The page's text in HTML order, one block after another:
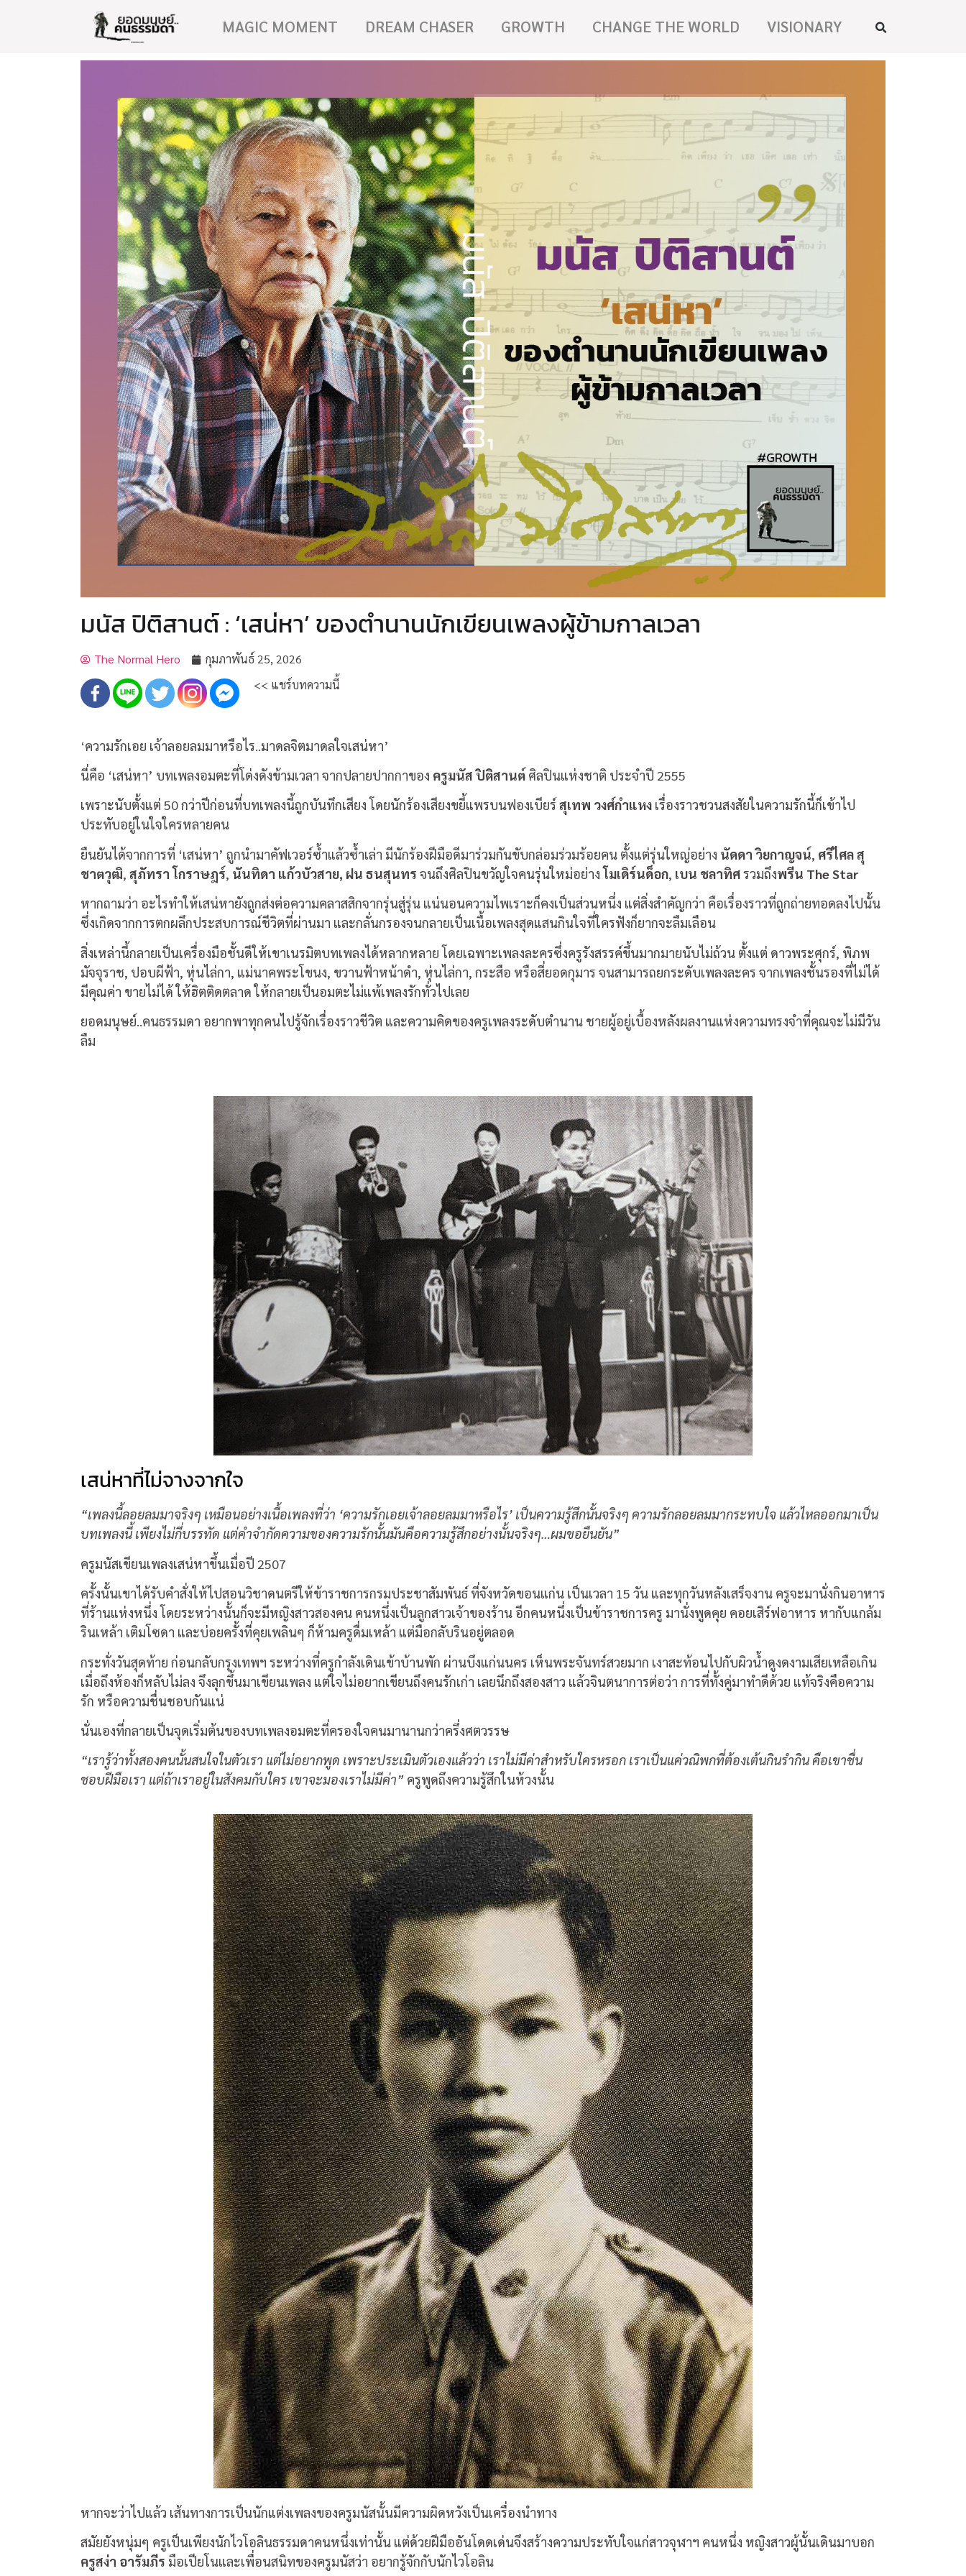
MAGIC MOMENT DREAM CHASER GROWTH CHANGE THE WORLD VISIONARY
มนัส ปิติสานต์ : ‘เสน่หา’ ของตำนานนักเขียนเพลงผู้ข้ามกาลเวลา
The Normal Hero
กุมภาพันธ์ 25, 2026
<< แชร์บทความนี้
‘ความรักเอย เจ้าลอยลมมาหรือไร..มาดลจิตมาดลใจเสน่หา’
นี่คือ ‘เสน่หา’ บทเพลงอมตะที่โด่งดังข้ามเวลา จากปลายปากกาของ ครูมนัส ปิติสานต์ ศิลปินแห่งชาติ ประจำปี 2555
เพราะนับตั้งแต่ 50 กว่าปีก่อนที่บทเพลงนี้ถูกบันทึกเสียง โดยนักร้องเสียงขยี้แพรบนฟองเบียร์ สุเทพ วงศ์กำแหง เรื่องราวชวนสงสัยในความรักนี้ก็เข้าไป
ประทับอยู่ในใจใครหลายคน
ยืนยันได้จากการที่ ‘เสน่หา’ ถูกนำมาคัฟเวอร์ซ้ำแล้วซ้ำเล่า มีนักร้องฝีมือดีมาร่วมกันขับกล่อมร่วมร้อยคน ตั้งแต่รุ่นใหญ่อย่าง นัดดา วิยกาญจน์, ศรีไศล สุ
ชาตวุฒิ, สุภัทรา โกราษฎร์, นันทิดา แก้วบัวสาย, ฝน ธนสุนทร จนถึงศิลปินขวัญใจคนรุ่นใหม่อย่างโมเดิร์นด็อก, เบน ชลาทิศรวมถึงพรีน The Star
หากถามว่า อะไรทำให้เสน่หายังถูกส่งต่อความคลาสสิกจากรุ่นสู่รุ่น แน่นอนความไพเราะก็คงเป็นส่วนหนึ่ง แต่สิ่งสำคัญกว่า คือเรื่องราวที่ถูกถ่ายทอดลงไปนั้น
ซึ่งเกิดจากการตกผลึกประสบการณ์ชีวิตที่ผ่านมา และกลั่นกรองจนกลายเป็นเนื้อเพลงสุดแสนกินใจที่ใครฟังก็ยากจะลืมเลือน
สิ่งเหล่านี้กลายเป็นเครื่องมือชั้นดีให้เขาเนรมิตบทเพลงได้หลากหลาย โดยเฉพาะเพลงละครซึ่งครูรังสรรค์ขึ้นมากมายนับไม่ถ้วน ตั้งแต่ ดาวพระศุกร์, พิภพ
มัจจุราช, ปอบผีฟ้า, หุ่นไล่กา, แม่นาคพระโขนง, ขวานฟ้าหน้าดำ, หุ่นไล่กา, กระสือ หรือสี่ยอดกุมาร จนสามารถยกระดับเพลงละคร จากเพลงชั้นรองที่ไม่ได้
มีคุณค่า ขายไม่ได้ ให้ฮิตติดตลาด ให้กลายเป็นอมตะไม่แพ้เพลงรักทั่วไปเลย
ยอดมนุษย์..คนธรรมดา อยากพาทุกคนไปรู้จักเรื่องราวชีวิต และความคิดของครูเพลงระดับตำนาน ชายผู้อยู่เบื้องหลังผลงานแห่งความทรงจำที่คุณจะไม่มีวัน
ลืม
เสน่หาที่ไม่จางจากใจ
“เพลงนี้ลอยลมมาจริงๆ เหมือนอย่างเนื้อเพลงที่ว่า ‘ความรักเอยเจ้าลอยลมมาหรือไร’ เป็นความรู้สึกนั้นจริงๆ ความรักลอยลมมากระทบใจ แล้วไหลออกมาเป็น
บทเพลงนี้ เพียงไม่กี่บรรทัด แต่คำจำกัดความของความรักนั้นมันคือความรู้สึกอย่างนั้นจริงๆ…ผมขอยืนยัน”
ครูมนัสเขียนเพลงเสน่หาขึ้นเมื่อปี 2507
ครั้งนั้นเขาได้รับคำสั่งให้ไปสอนวิชาดนตรีให้ข้าราชการกรมประชาสัมพันธ์ ที่จังหวัดขอนแก่น เป็นเวลา 15 วัน และทุกวันหลังเสร็จงาน ครูจะมานั่งกินอาหาร
ที่ร้านแห่งหนึ่ง โดยระหว่างนั้นก็จะมีหญิงสาวสองคน คนหนึ่งเป็นลูกสาวเจ้าของร้าน อีกคนหนึ่งเป็นข้าราชการครู มานั่งพูดคุย คอยเสิร์ฟอาหาร หากับแกล้ม
รินเหล้า เติมโซดา และบ่อยครั้งที่คุยเพลินๆ ก็ห้ามครูดื่มเหล้า แต่มือกลับรินอยู่ตลอด
กระทั่งวันสุดท้าย ก่อนกลับกรุงเทพฯ ระหว่างที่ครูกำลังเดินเข้าบ้านพัก ผ่านบึงแก่นนคร เห็นพระจันทร์สวยมาก เงาสะท้อนไปกับผิวน้ำดูงดงามเสียเหลือเกิน
เมื่อถึงห้องก็หลับไม่ลง จึงลุกขึ้นมาเขียนเพลง แต่ใจไม่อยากเขียนถึงคนรักเก่า เลยนึกถึงสองสาว แล้วจินตนาการต่อว่า การที่ทั้งคู่มาทำดีด้วย แท้จริงคือความ
รัก หรือความชื่นชอบกันแน่
นั่นเองที่กลายเป็นจุดเริ่มต้นของบทเพลงอมตะที่ครองใจคนมานานกว่าครึ่งศตวรรษ
“เรารู้ว่าทั้งสองคนนั้นสนใจในตัวเรา แต่ไม่อยากพูด เพราะประเมินตัวเองแล้วว่า เราไม่มีค่าสำหรับใครหรอก เราเป็นแค่วณิพกที่ต้องเต้นกินรำกิน คือเขาชื่น
ชอบฝีมือเรา แต่ถ้าเราอยู่ในสังคมกับใคร เขาจะมองเราไม่มีค่า” ครูพูดถึงความรู้สึกในห้วงนั้น
หากจะว่าไปแล้ว เส้นทางการเป็นนักแต่งเพลงของครูมนัสนั้นมีความผิดหวังเป็นเครื่องนำทาง
สมัยยังหนุ่มๆ ครูเป็นเพียงนักไวโอลินธรรมดาคนหนึ่งเท่านั้น แต่ด้วยฝีมืออันโดดเด่นจึงสร้างความประทับใจแก่สาวจุฬาฯ คนหนึ่ง หญิงสาวผู้นั้นเดินมาบอก
ครูสง่า อารัมภีร มือเปียโนและเพื่อนสนิทของครูมนัสว่า อยากรู้จักกับนักไวโอลิน